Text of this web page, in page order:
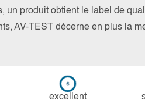
un produit obtient le label de
AV-TEST décerne en plus la
ex­cellent